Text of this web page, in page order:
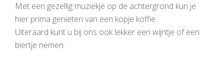
Met een gezellig muziekje op de achtergrond kun je
hier prima genieten van een kopje koffie.
Uiteraard kunt u bij ons ook lekker een wijntje of een
biertje nemen.